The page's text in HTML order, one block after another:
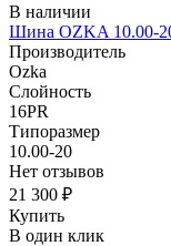
В наличии
Шина OZKA 10.00-
Производитель
Ozka
Слойность
16PR
Типоразмер
10.00-20
Нет отзывов
21 300 ₽
Купить
В один клик